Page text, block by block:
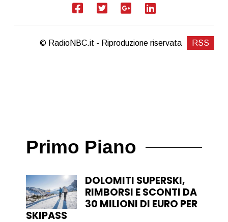
© RadioNBC.it - Riproduzione riservata RSS
Primo Piano
DOLOMITI SUPERSKI,
RIMBORSI E SCONTI DA
30 MILIONI DI EURO PER
SKIPASS